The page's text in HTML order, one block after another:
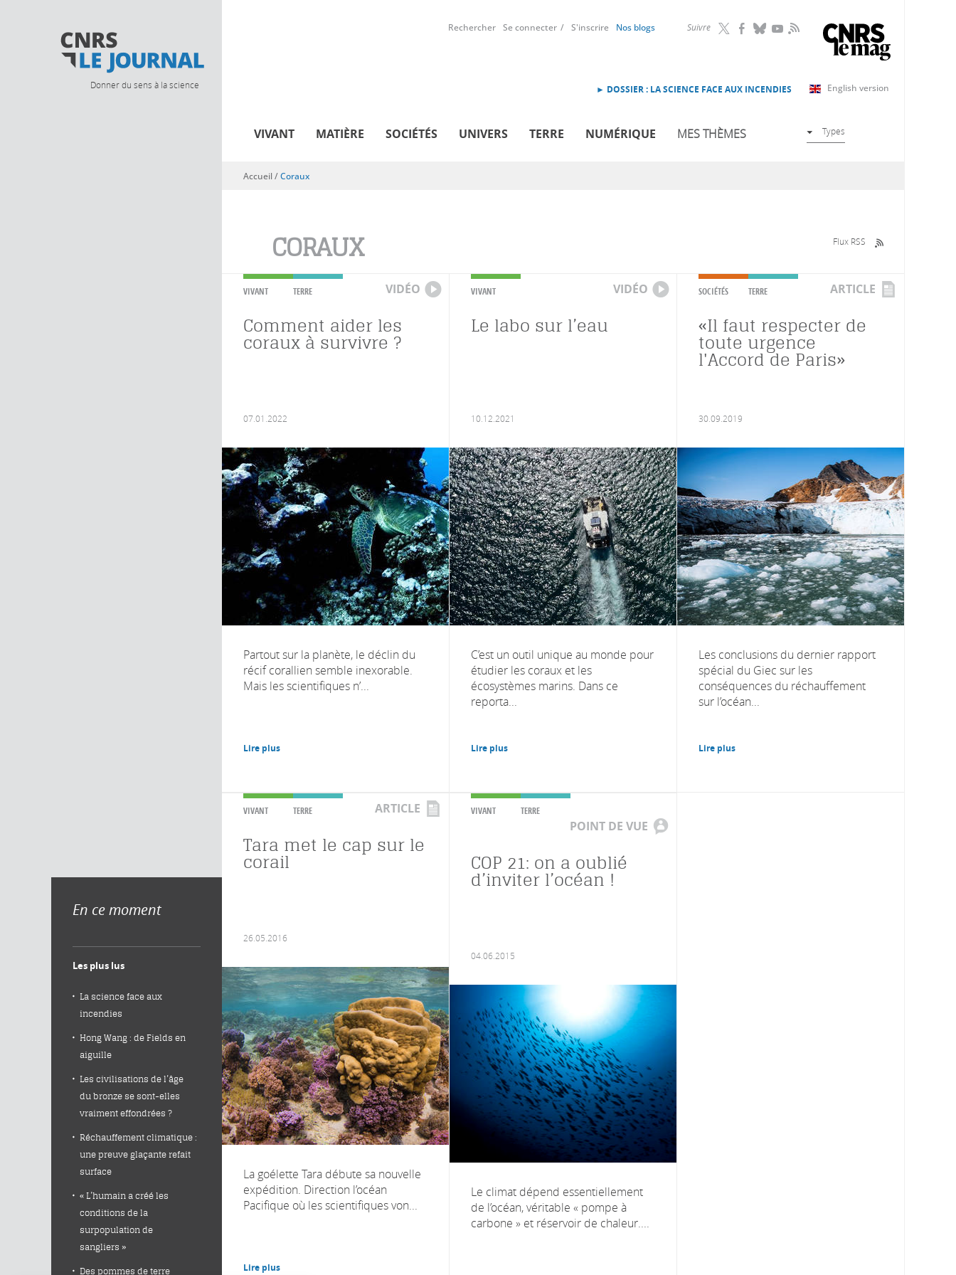
Donner du sens à la science
Suivre RSS
Rechercher Se connecter S'inscrire Nos blogs
English version
► DOSSIER : LA SCIENCE FACE AUX INCENDIES
VIVANT MATIÈRE SOCIÉTÉS UNIVERS TERRE NUMÉRIQUE MES THÈMES Types
Vous êtes ici
Accueil/Coraux
CORAUX Flux RSS
VIVANT TERRE VIDÉO
Comment aider les
coraux à survivre ?
07.01.2022
Partout sur la planète, le déclin du
récif corallien semble inexorable.
Mais les scientifiques n’...
Lire plus
VIVANT VIDÉO
Le labo sur l’eau
10.12.2021
C’est un outil unique au monde pour
étudier les coraux et les
écosystèmes marins. Dans ce
reporta...
Lire plus
SOCIÉTÉS TERRE ARTICLE
«Il faut respecter de
toute urgence
l'Accord de Paris»
30.09.2019
Les conclusions du dernier rapport
spécial du Giec sur les
conséquences du réchauffement
sur l’océan...
Lire plus
VIVANT TERRE ARTICLE
Tara met le cap sur le
corail
26.05.2016
La goélette Tara débute sa nouvelle
expédition. Direction l’océan
Pacifique où les scientifiques von...
Lire plus
VIVANT TERRE
POINT DE VUE
COP 21: on a oublié
d’inviter l’océan !
04.06.2015
Le climat dépend essentiellement
de l’océan, véritable « pompe à
carbone » et réservoir de chaleur....
En ce moment
Les plus lus
La science face aux
incendies
Hong Wang : de Fields en
aiguille
Les civilisations de l’âge
du bronze se sont-elles
vraiment effondrées ?
Réchauffement climatique :
une preuve glaçante refait
surface
« L’humain a créé les
conditions de la
surpopulation de
sangliers »
Des pommes de terre